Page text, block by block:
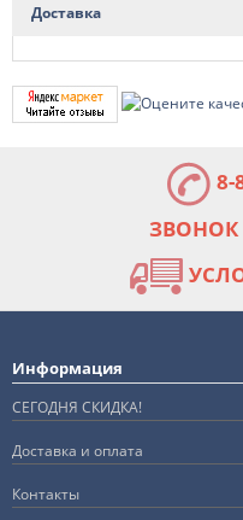
Доставка
8-
Информация
СЕГОДНЯ СКИДКА!
Доставка и оплата
Контакты